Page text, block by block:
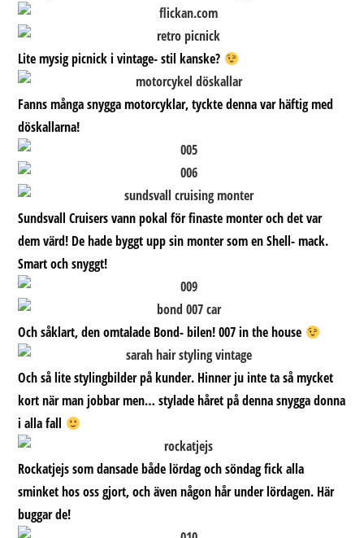
Lite mysig picnick i vintage- stil kanske?
Fanns många snygga motorcyklar, tyckte denna var häftig med
döskallarna!
Sundsvall Cruisers vann pokal för finaste monter och det var
dem värd! De hade byggt upp sin monter som en Shell- mack.
Smart och snyggt!
Och såklart, den omtalade Bond- bilen! 007 in the house
Och så lite stylingbilder på kunder. Hinner ju inte ta så mycket
kort när man jobbar men… stylade håret på denna snygga donna
i alla fall
Rockatjejs som dansade både lördag och söndag fick alla
sminket hos oss gjort, och även någon hår under lördagen. Här
buggar de!